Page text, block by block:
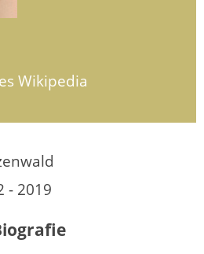
Wikipedia
- 2019